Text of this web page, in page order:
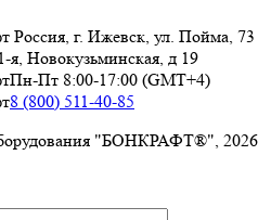
Россия, г. Ижевск, ул. Пойма, 73
я, Новокузьминская, д 19
Пн-Пт 8:00-17:00 (GMT+4)
8 (800) 511-40-85
"БОНКРАФТ®", 2026